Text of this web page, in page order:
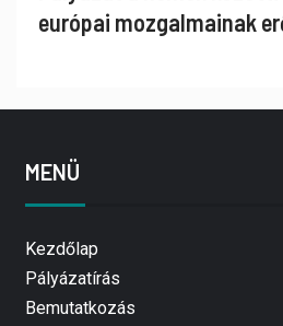
európai mozgalmainak
MENÜ
Kezdőlap
Pályázatírás
Bemutatkozás